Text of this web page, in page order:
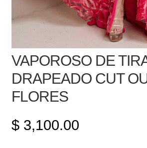
VAPOROSO DE
DRAPEADO CUT
FLORES
$3,100.00